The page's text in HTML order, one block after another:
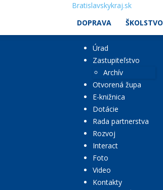
Bratislavskykraj.sk
DOPRAVA
ŠKOLSTVO
Úrad
Zastupiteľstvo
Archív
Otvorená župa
E-knižnica
Dotácie
Rada partnerstva
Rozvoj
Interact
Foto
Video
Kontakty